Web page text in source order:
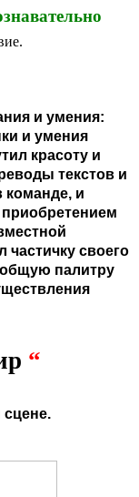
и умения:
и умения
красоту и
текстов и
команде, и
своего
палитру
“
сцене.